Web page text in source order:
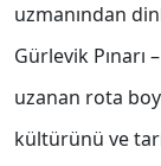
uzmanından
Gürlevik Pınarı
uzanan rota
kültürünü ve